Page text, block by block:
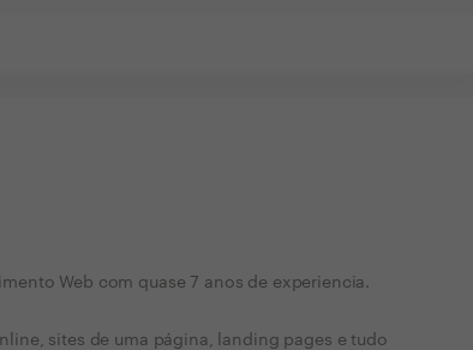
Web com quase 7 anos de experiencia.
sites de uma página, landing pages e tudo